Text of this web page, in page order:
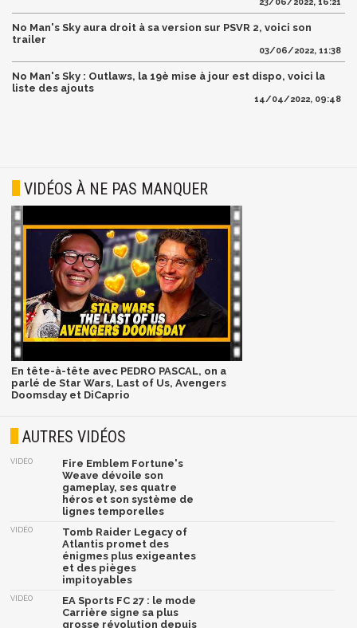
23/06/2022, 16:21
No Man's Sky aura droit à sa version sur PSVR 2, voici son
trailer
03/06/2022, 11:38
No Man's Sky : Outlaws, la 19è mise à jour est dispo, voici la
liste des ajouts
14/04/2022, 09:48
VIDÉOS À NE PAS MANQUER
En tête-à-tête avec PEDRO PASCAL, on a
parlé de Star Wars, Last of Us, Avengers
Doomsday et DiCaprio
AUTRES VIDÉOS
VIDÉO
Fire Emblem Fortune's
Weave dévoile son
gameplay, ses quatre
héros et son système de
lignes temporelles
VIDÉO
Tomb Raider Legacy of
Atlantis promet des
énigmes plus exigeantes
et des pièges
impitoyables
VIDÉO
EA Sports FC 27 : le mode
Carrière signe sa plus
grosse révolution depuis